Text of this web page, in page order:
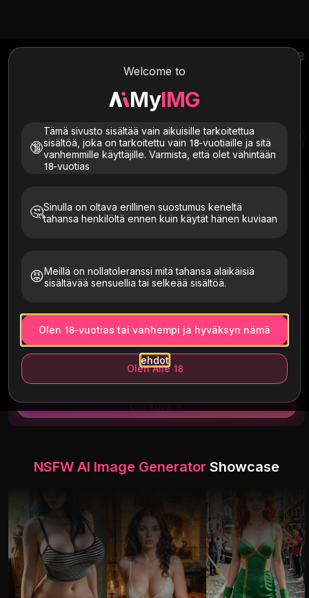
Welcome to
MyIMG
🔞
Tämä sivusto sisältää vain aikuisille tarkoitettua
sisältöä, joka on tarkoitettu vain 18-vuotiaille ja sitä
vanhemmille käyttäjille. Varmista, että olet vähintään
18-vuotias
🤔Sinulla on oltava erillinen suostumus keneltä
tahansa henkilöltä ennen kuin käytät hänen kuviaan
😡Meillä on nollatoleranssi mitä tahansa alaikäisiä
sisältävää sensuellia tai selkeää sisältöä.
Olen 18-vuotias tai vanhempi ja hyväksyn nämä
ehdot
Olen Alle 18
NSFW AI Image Generator
– aikuisille
suunnatut teemat
Vaikka tekoälykuvageneraattorillamme ei ole rajoituksia,
varmista, että kuvia käytetään eettisesti ja laillisesti.
NSFW-generaattori AI-generaattori
1:1 16:9 9:16 4:3 16:10 9:19.5
Luo kuva
Se maksaa3luottoja.
NSFW AI Image Generator Showcase